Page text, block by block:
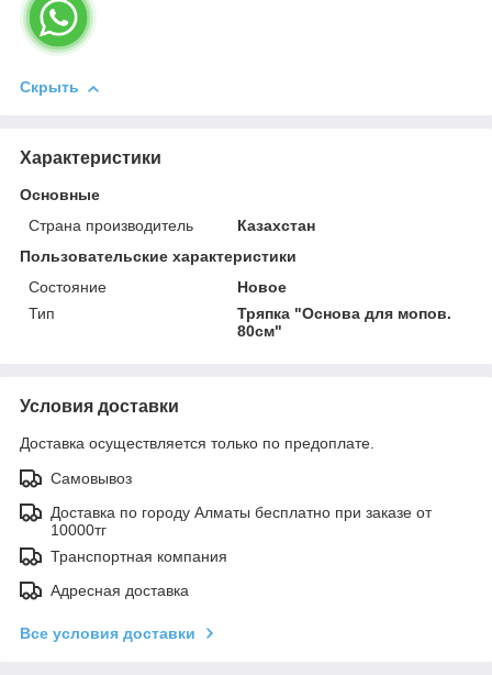
Скрыть
Характеристики
Основные
Страна производитель
Казахстан
Пользовательские характеристики
Состояние
Новое
Тип
Тряпка "Основа для мопов.
80см"
Условия доставки
Доставка осуществляется только по предоплате.
Самовывоз
Доставка по городу Алматы бесплатно при заказе от
10000тг
Транспортная компания
Адресная доставка
Все условия доставки